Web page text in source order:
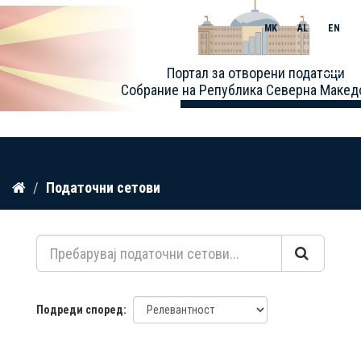
Прескокнете
содржина
Портал за отворени податоци
Собрание на Република Северна
MK AL EN
Toggle
Податочни сетови
Подреди според